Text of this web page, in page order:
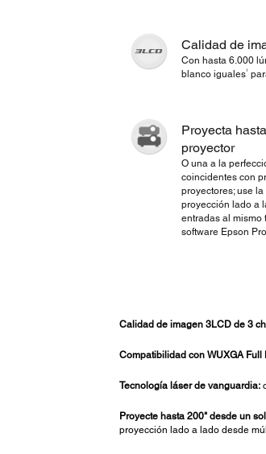
Calidad de
Con hasta 6.000
blanco iguales1
Proyecta
proyector
O una a la
coincidentes con
proyectores; use
proyección lado a
entradas al mismo
software Epson
Calidad de imagen 3LCD de 3
Compatibilidad con WUXGA Full
Tecnología láser de vanguardia:
Proyecte hasta 200" desde un
proyección lado a lado desde